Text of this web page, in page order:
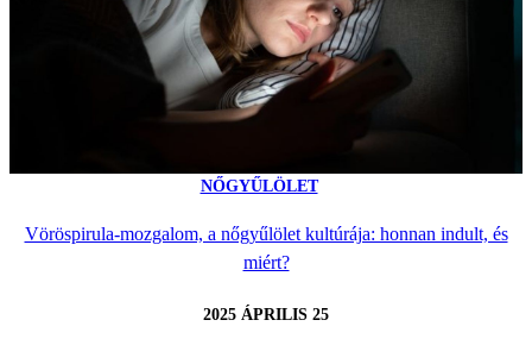
NŐGYŰLÖLET
Vöröspirula-mozgalom, a nőgyűlölet kultúrája: honnan indult, és
miért?
2025 ÁPRILIS 25